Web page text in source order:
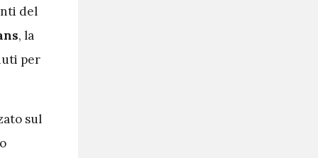
del
, la
per
sul